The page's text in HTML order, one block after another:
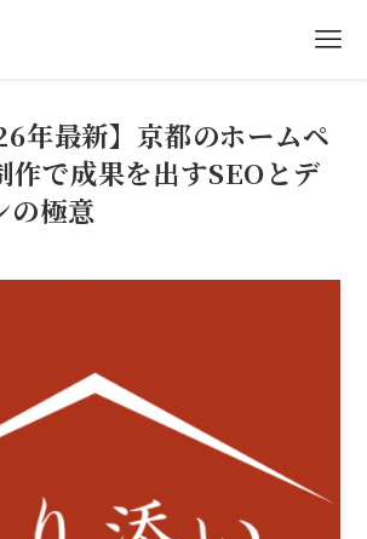
年最新】京都のホームペ
作で成果を出すSEOとデ
の極意